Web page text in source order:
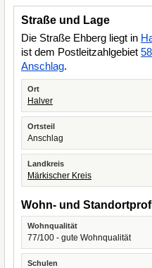
Straße und Lage
Die Straße Ehberg liegt in
ist dem Postleitzahlgebiet
Anschlag.
Ort
Halver
Ortsteil
Anschlag
Landkreis
Märkischer Kreis
Wohn- und
Wohnqualität
77/100 - gute Wohnqualität
Schulen